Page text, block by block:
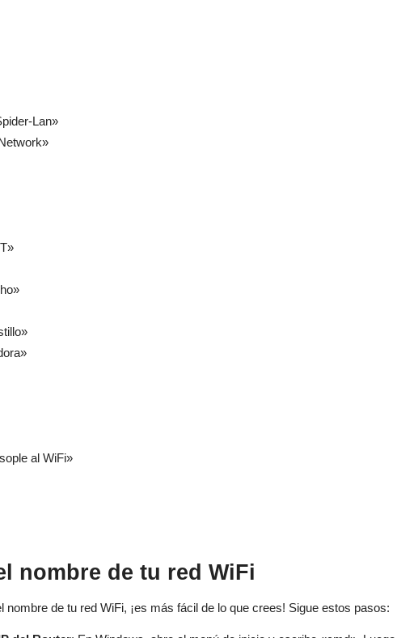
Lan»
al WiFi»
nombre de tu red WiFi
nombre de tu red WiFi, ¡es más fácil de lo que crees! Sigue estos pasos: